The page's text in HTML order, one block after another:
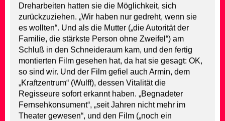
Dreharbeiten hatten sie die Möglichkeit, sich
zurückzuziehen. „Wir haben nur gedreht, wenn sie
es wollten“. Und als die Mutter („die Autorität der
Familie, die stärkste Person ohne Zweifel“) am
Schluß in den Schneideraum kam, und den fertig
montierten Film gesehen hat, da hat sie gesagt: OK,
so sind wir. Und der Film gefiel auch Armin, dem
„Kraftzentrum“ (Wulff), dessen Vitalität die
Regisseure sofort erkannt haben. „Begnadeter
Fernsehkonsument“, „seit Jahren nicht mehr im
Theater gewesen“, und den Film („noch ein